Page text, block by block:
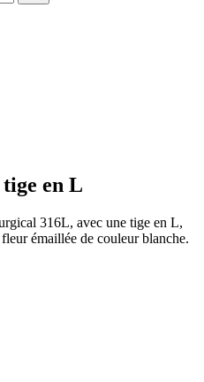
en L
316L, avec une tige en L,
émaillée de couleur blanche.